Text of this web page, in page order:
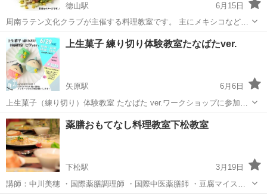
徳山駅
6月15日
周南ラテン文化クラブが主催する料理教室です。 主にメキシコなど中
南米の国々の料理を作ります。 開催は不定期なので，ホームページの
スケジュールを確認して頂けると幸いです。 http://latinashunan.jpn....
山口 周南市 徳山駅 その他 ラテン
上生菓子 練り切り体験教室たなばたver.
矢原駅
6月6日
上生菓子（練り切り）体験教室 たなばた ver.ワークショップに参加し
たい方募集しております！ 10歳以上の方対象です♥ 3種類つくりま
す！参加費¥3000 中の餡を選べます"(∩>ω<∩)" 黒あん・白あん・抹茶
あん・い...
山口 山口市 矢原駅 和菓子 練り切り
薬膳おもてなし料理教室下松教室
下松駅
3月19日
講師：中川美穂 ・国際薬膳調理師 ・国際中医薬膳師 ・豆腐マイスタ